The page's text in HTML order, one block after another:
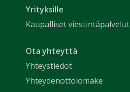
Yrityksille
Kaupalliset viestintäpalvelut
Ota yhteyttä
Yhteystiedot
Yhteydenottolomake